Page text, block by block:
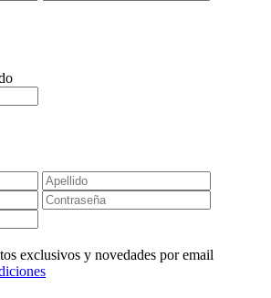
exclusivos y novedades por email